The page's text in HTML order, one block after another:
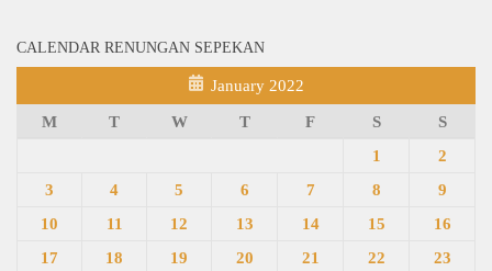
CALENDAR RENUNGAN SEPEKAN
January 2022
M T W T F S
S
1
2
3
4 5 6 7 8
9
10
11 12 13 14 15
16
17
18 19 20 21 22
23